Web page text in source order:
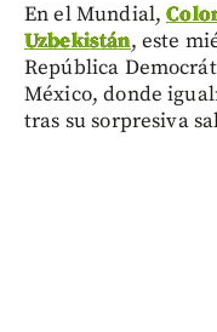
En el Mundial,
Uzbekistán, este
República
México, donde
tras su sorpresiva